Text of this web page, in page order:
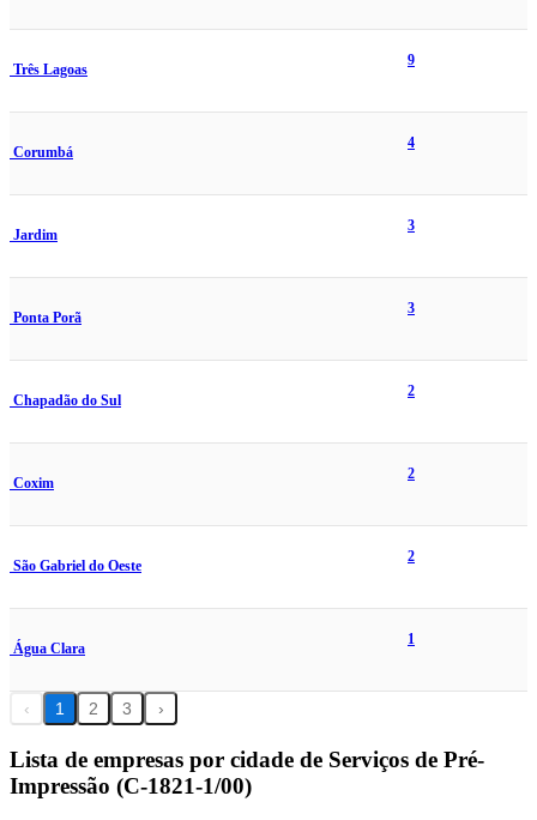
Três Lagoas
9
Corumbá
4
Jardim
3
Ponta Porã
3
Chapadão do Sul
2
Coxim
2
São Gabriel do Oeste
2
Água Clara
1
‹ 1 2 3 ›
Lista de empresas por cidade de Serviços de Pré-
Impressão (C-1821-1/00)